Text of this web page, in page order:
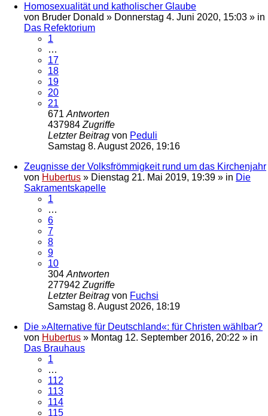
Homosexualität und katholischer Glaube
von Bruder Donald » Donnerstag 4. Juni 2020, 15:03 » in
Das Refektorium
1
…
17
18
19
20
21
671 Antworten
437984 Zugriffe
Letzter Beitrag von Peduli
Samstag 8. August 2026, 19:16
Zeugnisse der Volksfrömmigkeit rund um das Kirchenjahr
von Hubertus » Dienstag 21. Mai 2019, 19:39 » in Die
Sakramentskapelle
1
…
6
7
8
9
10
304 Antworten
277942 Zugriffe
Letzter Beitrag von Fuchsi
Samstag 8. August 2026, 18:19
Die »Alternative für Deutschland«: für Christen wählbar?
von Hubertus » Montag 12. September 2016, 20:22 » in
Das Brauhaus
1
…
112
113
114
115